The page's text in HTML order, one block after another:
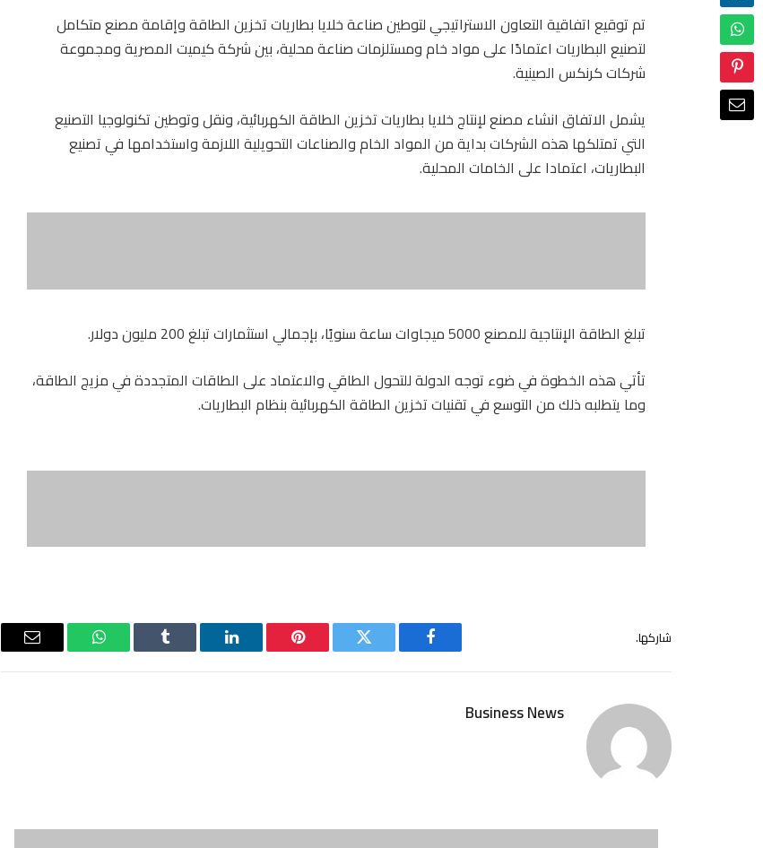
تم توقيع اتفاقية التعاون الاستراتيجي لتوطين صناعة خلايا بطاريات تخزين الطاقة وإقامة مصنع متكامل
لتصنيع البطاريات اعتمادًا على مواد خام ومستلزمات صناعة محلية، بين شركة كيميت المصرية ومجموعة
شركات كرنكس الصينية.
يشمل الاتفاق انشاء مصنع لإنتاج خلايا بطاريات تخزين الطاقة الكهربائية، ونقل وتوطين تكنولوجيا التصنيع
التي تمتلكها هذه الشركات بداية من المواد الخام والصناعات التحويلية اللازمة واستخدامها في تصنيع
البطاريات، اعتمادا على الخامات المحلية.
تبلغ الطاقة الإنتاجية للمصنع 5000 ميجاوات ساعة سنويًا، بإجمالي استثمارات تبلغ 200 مليون دولار.
تأتي هذه الخطوة في ضوء توجه الدولة للتحول الطاقي والاعتماد على الطاقات المتجددة في مزيج الطاقة،
وما يتطلبه ذلك من التوسع في تقنيات تخزين الطاقة الكهربائية بنظام البطاريات.
شاركها.
فيسبوك تويتر بينتيريستلينكدإن Tumblr واتساب
البريد
Business News